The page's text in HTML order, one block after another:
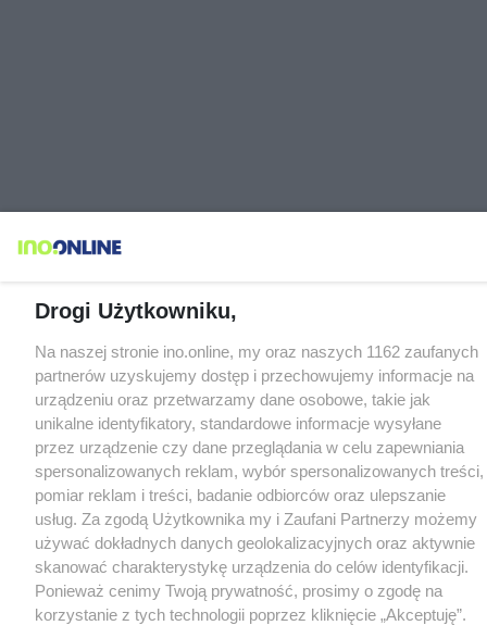
Drogi Użytkowniku,
Na naszej stronie ino.online, my oraz naszych 1162 zaufanych
partnerów uzyskujemy dostęp i przechowujemy informacje na
urządzeniu oraz przetwarzamy dane osobowe, takie jak
unikalne identyfikatory, standardowe informacje wysyłane
przez urządzenie czy dane przeglądania w celu zapewniania
spersonalizowanych reklam, wybór spersonalizowanych treści,
pomiar reklam i treści, badanie odbiorców oraz ulepszanie
usług. Za zgodą Użytkownika my i Zaufani Partnerzy możemy
używać dokładnych danych geolokalizacyjnych oraz aktywnie
skanować charakterystykę urządzenia do celów identyfikacji.
Ponieważ cenimy Twoją prywatność, prosimy o zgodę na
korzystanie z tych technologii poprzez kliknięcie „Akceptuję”.